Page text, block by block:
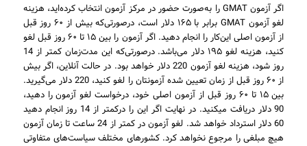
اگر آزمون GMAT را به‌صورت حضور در مرکز آزمون انتخاب کرده‌اید، هزینه
لغو آزمون GMAT برابر با ۱۶۵ دلار است، درصورتی‌که بیش از ۶۰ روز قبل
از آزمون اصلی این‌کار را انجام دهید. اگر آزمون را بین ۱۵ تا ۶۰ روز قبل لغو
کنید، هزینه لغو ۱۹۵ دلار می‌باشد. درصورتی‌که این مدت‌زمان کمتر از 14
روز شود، هزینه لغو آزمون 220 دلار خواهد بود. در حالت آنلاین، اگر بیش
از ۶۰ روز قبل از زمان تعیین شده آزمونتان را لغو کنید، 220 دلار می‌گیرید.
بین ۱۵ تا ۶۰ روز قبل از آزمون اصلی خود، درخواست لغو آزمون را دهید،
90 دلار دریافت میکنید. در نهایت اگر این را درکمتر از 14 روز انجام دهید
60 دلار استرداد خواهد شد. لغو آزمون در کمتر از 24 ساعت تا زمان آزمون
هیچ مبلغی را مرجوع نخواهد کرد. کشورهای مختلف سیاست‌های متفاوتی